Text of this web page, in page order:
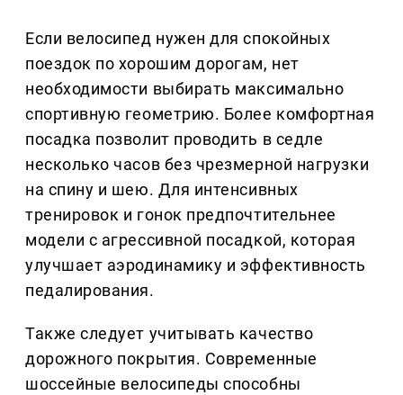
Если велосипед нужен для спокойных
поездок по хорошим дорогам, нет
необходимости выбирать максимально
спортивную геометрию. Более комфортная
посадка позволит проводить в седле
несколько часов без чрезмерной нагрузки
на спину и шею. Для интенсивных
тренировок и гонок предпочтительнее
модели с агрессивной посадкой, которая
улучшает аэродинамику и эффективность
педалирования.
Также следует учитывать качество
дорожного покрытия. Современные
шоссейные велосипеды способны